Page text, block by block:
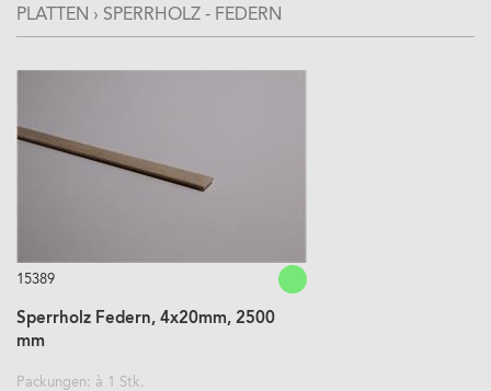
PLATTEN › SPERRHOLZ - FEDERN
15389
Sperrholz Federn, 4x20mm, 2500
mm
Packungen: à 1 Stk.